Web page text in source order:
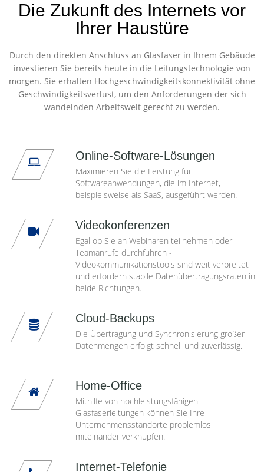
Die Zukunft des Internets vor
Ihrer Haustüre
Durch den direkten Anschluss an Glasfaser in Ihrem Gebäude
investieren Sie bereits heute in die Leitungstechnologie von
morgen. Sie erhalten Hochgeschwindigkeitskonnektivität ohne
Geschwindigkeitsverlust, um den Anforderungen der sich
wandelnden Arbeitswelt gerecht zu werden.
Online-Software-Lösungen
Maximieren Sie die Leistung für
Softwareanwendungen, die im Internet,
beispielsweise als SaaS, ausgeführt werden.
Videokonferenzen
Egal ob Sie an Webinaren teilnehmen oder
Teamanrufe durchführen -
Videokommunikationstools sind weit verbreitet
und erfordern stabile Datenübertragungsraten in
beide Richtungen.
Cloud-Backups
Die Übertragung und Synchronisierung großer
Datenmengen erfolgt schnell und zuverlässig.
Home-Office
Mithilfe von hochleistungsfähigen
Glasfaserleitungen können Sie Ihre
Unternehmensstandorte problemlos
miteinander verknüpfen.
Internet-Telefonie